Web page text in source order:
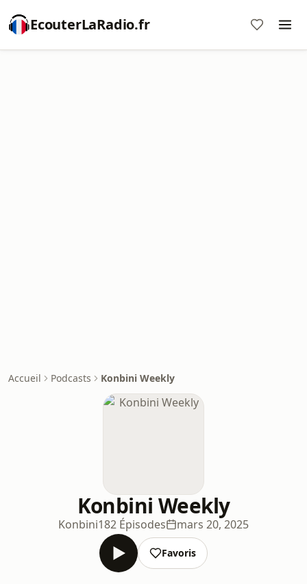
EcouterLaRadio.fr
Accueil Podcasts Konbini Weekly
Konbini Weekly
Konbini182 Épisodes mars 20, 2025
Favoris